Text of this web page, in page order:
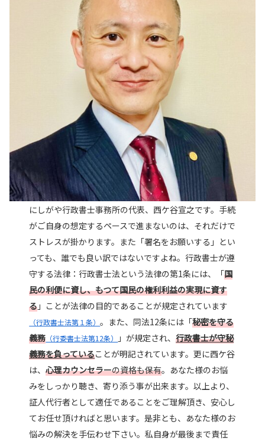
にしがや行政書士事務所の代表、西ケ谷宣之です。手続
がご自身の想定するペースで進まないのは、それだけで
ストレスが掛かります。また「署名をお願いする」とい
っても、誰でも良い訳ではないですよね。行政書士が遵
守する法律：行政書士法という法律の第1条には、「国
民の利便に資し、もつて国民の権利利益の実現に資す
る 」ことが法律の目的であることが規定されています
（行政書士法第１条）。また、同法12条には「秘密を守る
義務 （行委書士法第12条） 」が規定され、行政書士が守秘
義務を負っていることが明記されています。更に西ケ谷
は、心理カウンセラーの資格も保有。あなた様のお悩
みをしっかり聴き、寄り添う事が出来ます。以上より、
証人代行者として適任であることをご理解頂き、安心し
てお任せ頂ければと思います。是非とも、あなた様のお
悩みの解決を手伝わせ下さい。私自身が最後まで責任